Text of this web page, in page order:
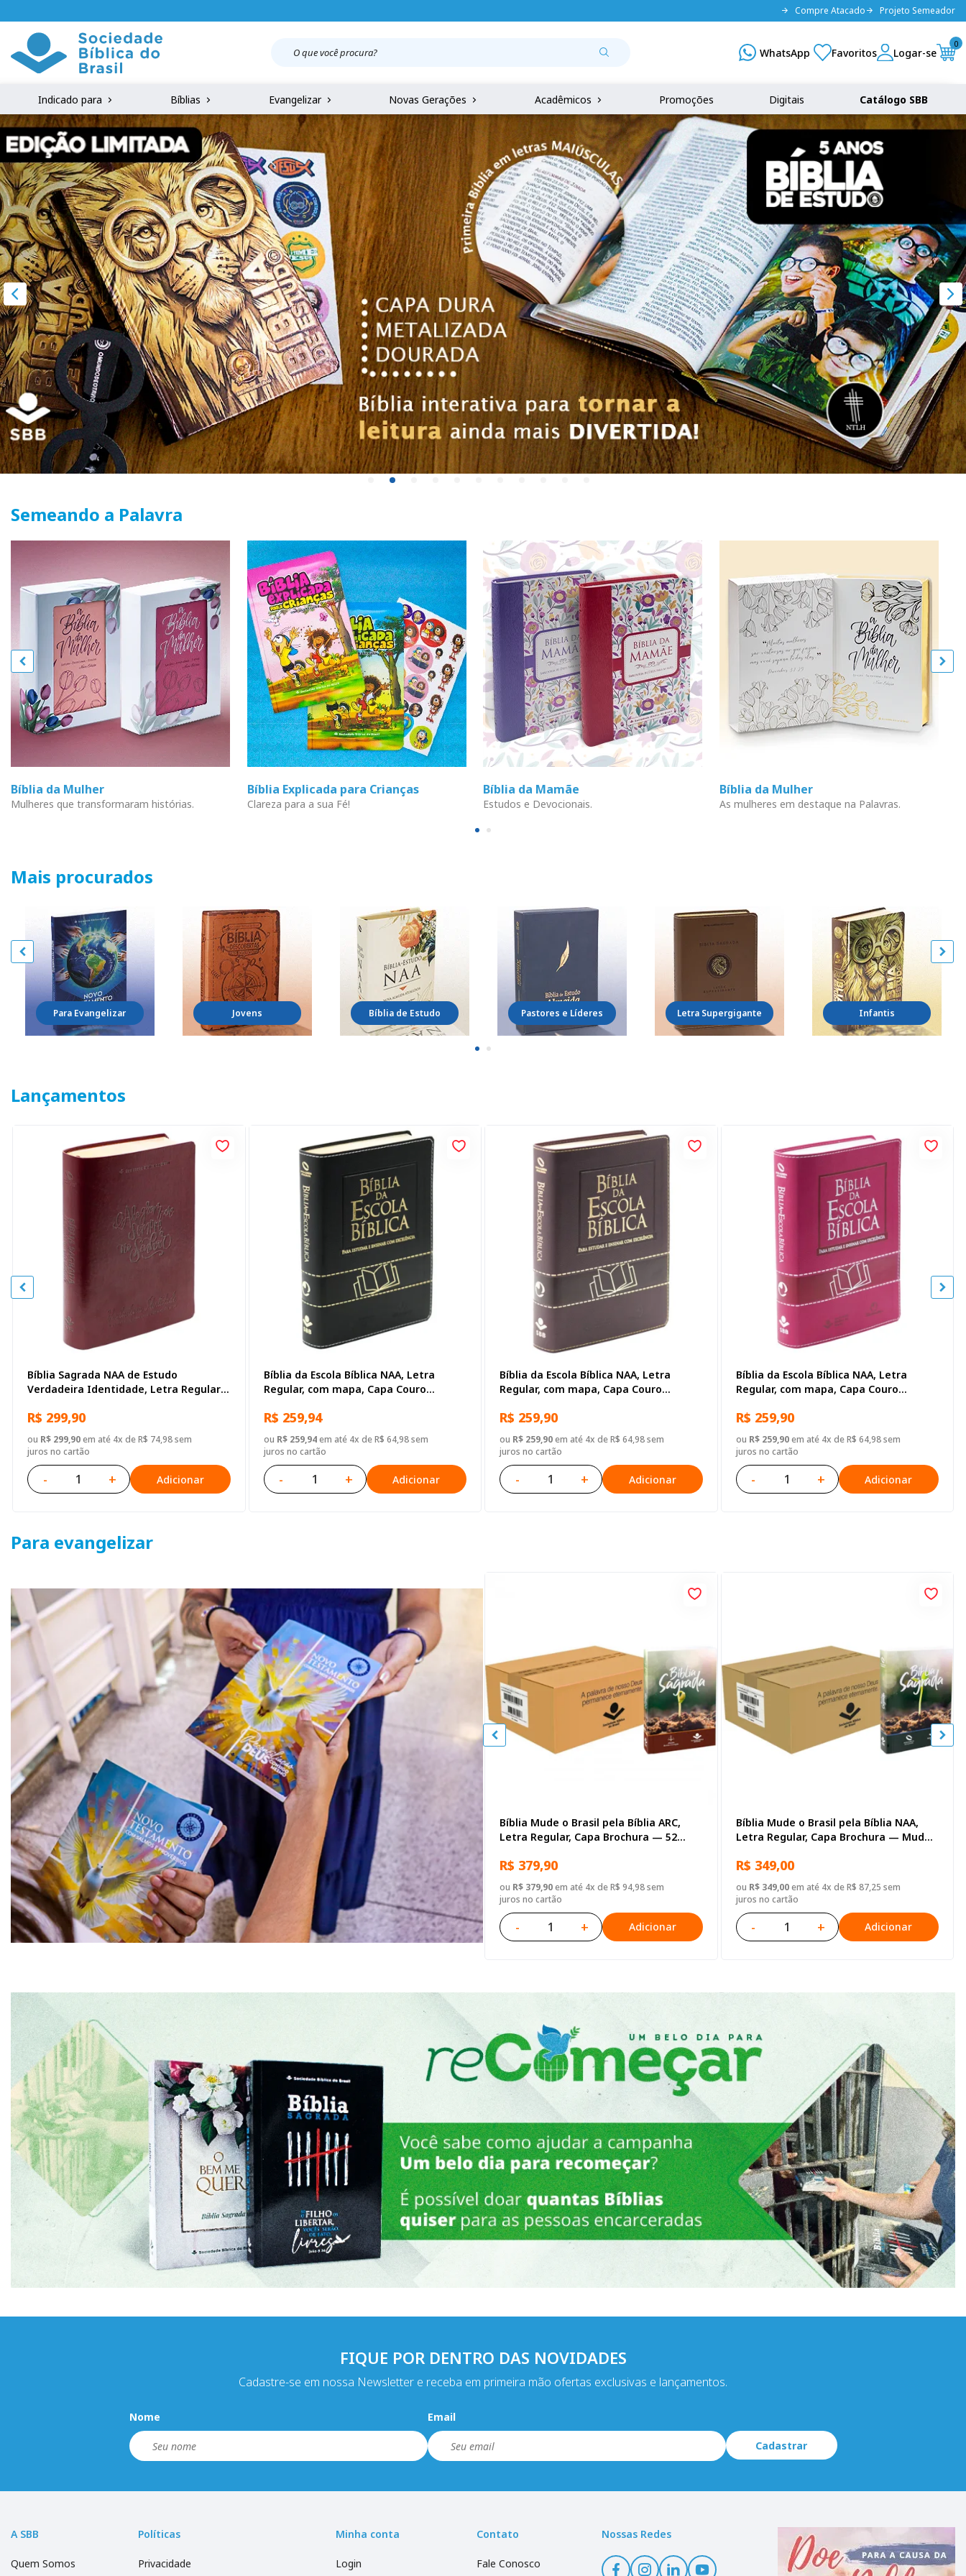
Compre Atacado Projeto Semeador
0
Indicado para Bíblias Evangelizar Novas Gerações Acadêmicos Promoções Digitais Catálogo SBB
Semeando a Palavra
Bíblia da Mulher
Mulheres que transformaram histórias.
Bíblia Explicada para Crianças
Clareza para a sua Fé!
Bíblia da Mamãe
Estudos e Devocionais.
Bíblia da Mulher
As mulheres em destaque na Palavras.
Mais procurados
Para Evangelizar Jovens Bíblia de Estudo Pastores e Líderes Letra Supergigante Infantis
Lançamentos
Bíblia Sagrada NAA de Estudo
Verdadeira Identidade, Letra Regular,
Ilustrada Marrom
R$ 299,90
ou R$ 299,90em até 4x de R$ 74,98 sem
juros no cartão
- + Adicionar
Bíblia da Escola Bíblica NAA, Letra
Regular, com mapa, Capa Couro
R$ 259,94
ou R$ 259,94em até 4x de R$ 64,98 sem
juros no cartão
- + Adicionar
Bíblia da Escola Bíblica NAA, Letra
Regular, com mapa, Capa Couro
R$ 259,90
ou R$ 259,90em até 4x de R$ 64,98 sem
juros no cartão
- + Adicionar
Bíblia da Escola Bíblica NAA, Letra
Regular, com mapa, Capa Couro
R$ 259,90
ou R$ 259,90em até 4x de R$ 64,98 sem
juros no cartão
- + Adicionar
Para evangelizar
Bíblia Mude o Brasil pela Bíblia ARC,
Letra Regular, Capa Brochura — 52
R$ 379,90
ou R$ 379,90em até 4x de R$ 94,98 sem
juros no cartão
- + Adicionar
Bíblia Mude o Brasil pela Bíblia NAA,
Letra Regular, Capa Brochura — Mude
R$ 349,00
ou R$ 349,00em até 4x de R$ 87,25 sem
juros no cartão
- + Adicionar
FIQUE POR DENTRO DAS NOVIDADES
Cadastre-se em nossa Newsletter e receba em primeira mão ofertas exclusivas e lançamentos.
Nome Email
Cadastrar
A SBB
Quem Somos
Políticas
Privacidade
Minha conta
Login
Contato
Fale Conosco
Nossas Redes